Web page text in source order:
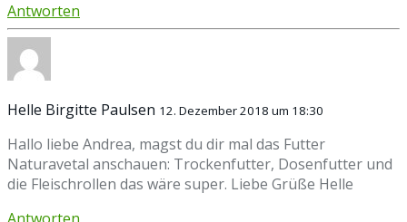
Antworten
Helle Birgitte Paulsen 12. Dezember 2018 um 18:30
Hallo liebe Andrea, magst du dir mal das Futter
Naturavetal anschauen: Trockenfutter, Dosenfutter und
die Fleischrollen das wäre super. Liebe Grüße Helle